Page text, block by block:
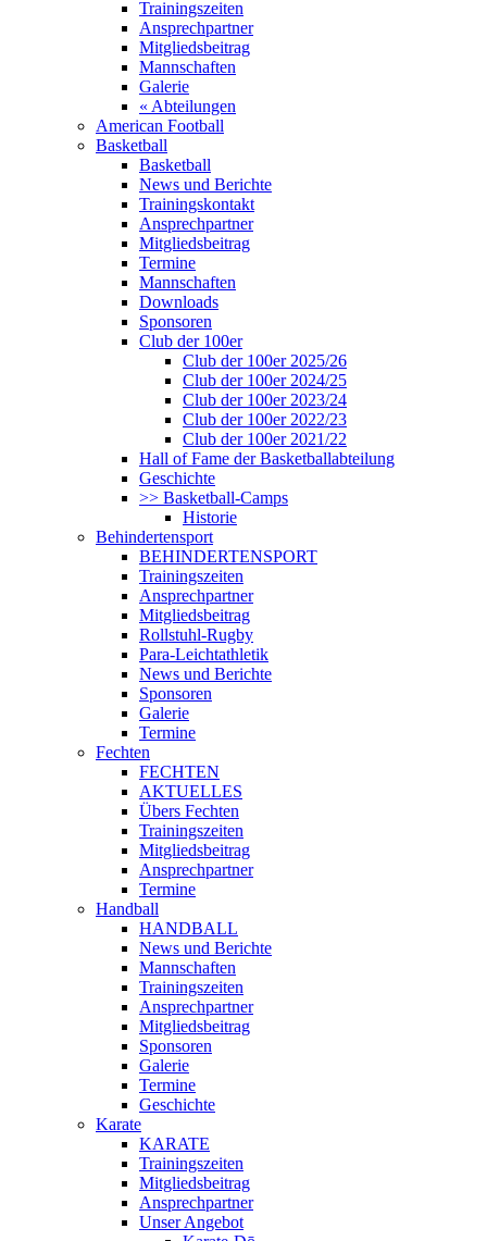
Trainingszeiten
Ansprechpartner
Mitgliedsbeitrag
Mannschaften
Galerie
« Abteilungen
American Football
Basketball
Basketball
News und Berichte
Trainingskontakt
Ansprechpartner
Mitgliedsbeitrag
Termine
Mannschaften
Downloads
Sponsoren
Club der 100er
Club der 100er 2025/26
Club der 100er 2024/25
Club der 100er 2023/24
Club der 100er 2022/23
Club der 100er 2021/22
Hall of Fame der Basketballabteilung
Geschichte
>> Basketball-Camps
Historie
Behindertensport
BEHINDERTENSPORT
Trainingszeiten
Ansprechpartner
Mitgliedsbeitrag
Rollstuhl-Rugby
Para-Leichtathletik
News und Berichte
Sponsoren
Galerie
Termine
Fechten
FECHTEN
AKTUELLES
Übers Fechten
Trainingszeiten
Mitgliedsbeitrag
Ansprechpartner
Termine
Handball
HANDBALL
News und Berichte
Mannschaften
Trainingszeiten
Ansprechpartner
Mitgliedsbeitrag
Sponsoren
Galerie
Termine
Geschichte
Karate
KARATE
Trainingszeiten
Mitgliedsbeitrag
Ansprechpartner
Unser Angebot